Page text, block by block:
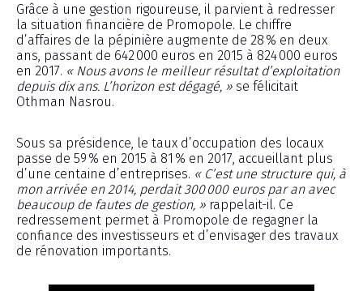
Grâce à une gestion rigoureuse, il parvient à redresser
la situation financière de Promopole. Le chiffre
d’affaires de la pépinière augmente de 28 % en deux
ans, passant de 642 000 euros en 2015 à 824 000 euros
en 2017. « Nous avons le meilleur résultat d’exploitation
depuis dix ans. L’horizon est dégagé, » se félicitait
Othman Nasrou.
Sous sa présidence, le taux d’occupation des locaux
passe de 59 % en 2015 à 81 % en 2017, accueillant plus
d’une centaine d’entreprises. « C’est une structure qui, à
mon arrivée en 2014, perdait 300 000 euros par an avec
beaucoup de fautes de gestion, » rappelait-il. Ce
redressement permet à Promopole de regagner la
confiance des investisseurs et d’envisager des travaux
de rénovation importants.